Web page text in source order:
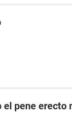
pene erecto